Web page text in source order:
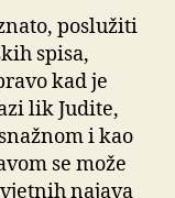
poslužiti
spisa,
kad je
lik Judite,
i kao
se može
najava